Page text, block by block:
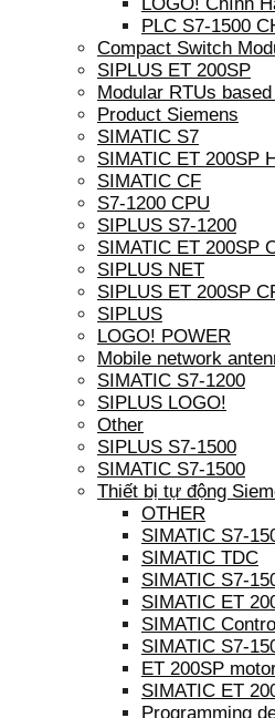
PLC S7-1500
Compact Switch
SIPLUS ET 200SP
Modular RTUs
Product Siemens
SIMATIC S7
SIMATIC ET 200SP
SIMATIC CF
S7-1200 CPU
SIPLUS S7-1200
SIMATIC ET 200SP
SIPLUS NET
SIPLUS ET 200SP
SIPLUS
LOGO! POWER
Mobile network
SIMATIC S7-1200
SIPLUS LOGO!
Other
SIPLUS S7-1500
SIMATIC S7-1500
Thiết bị tự động
OTHER
SIMATIC S7-
SIMATIC TDC
SIMATIC S7-
SIMATIC ET
SIMATIC
SIMATIC S7-
ET 200SP
SIMATIC ET
Programming